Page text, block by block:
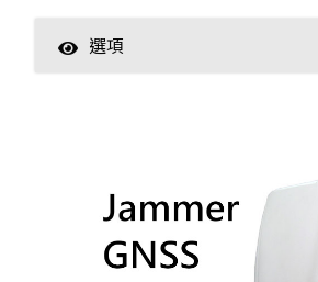
選項
(D)居家僞裝針孔攝影機、監控系統
(E)攜帶式針孔攝影機